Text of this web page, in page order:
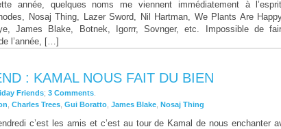
année, quelques noms me viennent immédiatement à
Nosaj Thing, Lazer Sword, Nil Hartman, We Plants Are
James Blake, Botnek, Igorrr, Sovnger, etc. Impossible de
l’année, […]
: KAMAL NOUS FAIT DU BIEN
Friends; 3 Comments
Charles Trees Gui Boratto James Blake Nosaj Thing
c’est les amis et c’est au tour de Kamal de nous enchanter